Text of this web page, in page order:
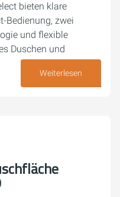
bieten klare
Bedienung, zwei
und flexible
Duschen und
Weiterlesen